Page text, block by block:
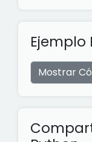
Ejemplo
Mostrar